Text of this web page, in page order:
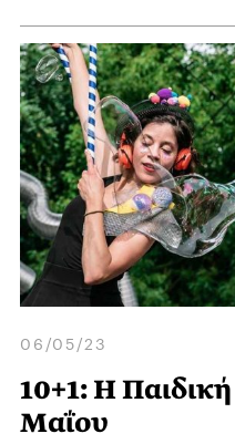
06/05/23
10+1: Η
Μαΐου